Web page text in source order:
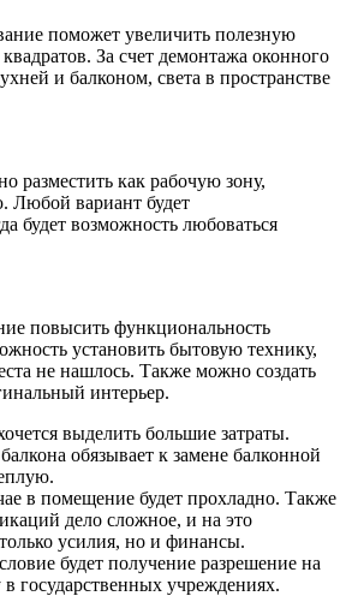
поможет увеличить полезную
За счет демонтажа оконного
и балконом, света в пространстве
разместить как рабочую зону,
Любой вариант будет
будет возможность любоваться
повысить функциональность
установить бытовую технику,
не нашлось. Также можно создать
интерьер.
выделить большие затраты.
обязывает к замене балконной
в помещение будет прохладно. Также
дело сложное, и на это
усилия, но и финансы.
будет получение разрешение на
государственных учреждениях.